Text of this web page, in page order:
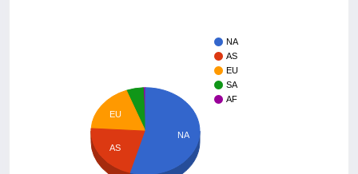
NA
AS
EU
SA
AF
EU
AS
NA